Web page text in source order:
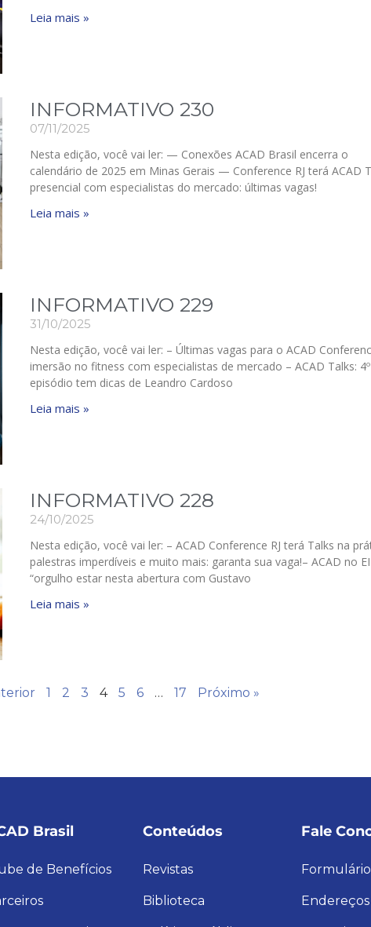
Leia mais »
INFORMATIVO 230
07/11/2025
Nesta edição, você vai ler: — Conexões ACAD Brasil encerra o
calendário de 2025 em Minas Gerais — Conference RJ terá ACAD
presencial com especialistas do mercado: últimas vagas!
Leia mais »
INFORMATIVO 229
31/10/2025
Nesta edição, você vai ler: – Últimas vagas para o ACAD
imersão no fitness com especialistas de mercado – ACAD Talks: 4º
episódio tem dicas de Leandro Cardoso
Leia mais »
INFORMATIVO 228
24/10/2025
Nesta edição, você vai ler: – ACAD Conference RJ terá Talks na
palestras imperdíveis e muito mais: garanta sua vaga!– ACAD no
“orgulho estar nesta abertura com Gustavo
Leia mais »
1 2 3 4 5 6 … 17 Próximo »
Brasil
de Benefícios
Conteúdos
Revistas
Biblioteca
Fale
Formulário